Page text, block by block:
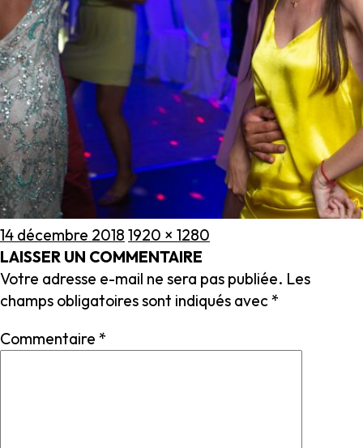
Publié
le
14 décembre 2018 Taille
réelle
1920 × 1280
LAISSER UN COMMENTAIRE
Votre adresse e-mail ne sera pas publiée. Les
champs obligatoires sont indiqués avec*
Commentaire *